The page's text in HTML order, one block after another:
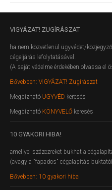
VIGYÁZAT! ZUGÍRÁSZAT
ha nem közvetlenül ügyvédet/
cégeljárás lefolytatásával.
(A saját védelme érdekében olvassa el
Bővebben: VIGYÁZAT! Zugírászat
Megbízható ÜGYVÉD keresés
Megbízható KÖNYVELŐ keresés
10 GYAKORI HIBA!
amellyel százezreket bukhat a
(avagy a "fapados" cégalapítás
Bővebben: 10 gyakori hiba